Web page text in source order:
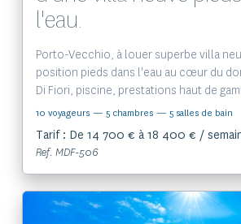
l'eau.
Porto-Vecchio, à louer superbe villa
position pieds dans l'eau au cœur du
Di Fiori, piscine, prestations haut de
10 voyageurs — 5 chambres — 5 salles de bain
Tarif : De 14 700 € à 18 400 € /
Ref. MDF-506